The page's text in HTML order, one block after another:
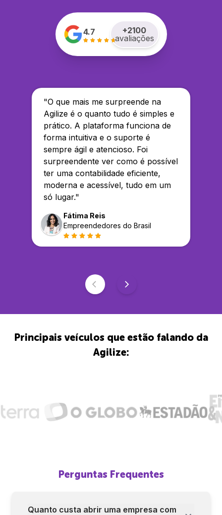
4.7 +2100
avaliações
"O que mais me surpreende na
Agilize é o quanto tudo é simples e
prático. A plataforma funciona de
forma intuitiva e o suporte é
sempre ágil e atencioso. Foi
surpreendente ver como é possível
ter uma contabilidade eficiente,
moderna e acessível, tudo em um
só lugar."
Fátima Reis
Empreendedores do Brasil
Principais veículos que estão falando da
Agilize:
Perguntas Frequentes
Quanto custa abrir uma empresa com